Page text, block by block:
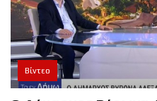
Βίντεο